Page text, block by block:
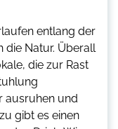
entlang der
die Natur. Überall
die zur Rast
ausruhen und
gibt es einen